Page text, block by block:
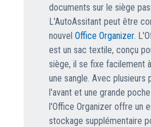
documents sur le siège
L'AutoAssitant peut être
nouvel Office Organizer.
est un sac textile, conçu
siège, il se fixe facilement
une sangle. Avec plusieurs
l'avant et une grande
l'Office Organizer offre un
stockage supplémentaire